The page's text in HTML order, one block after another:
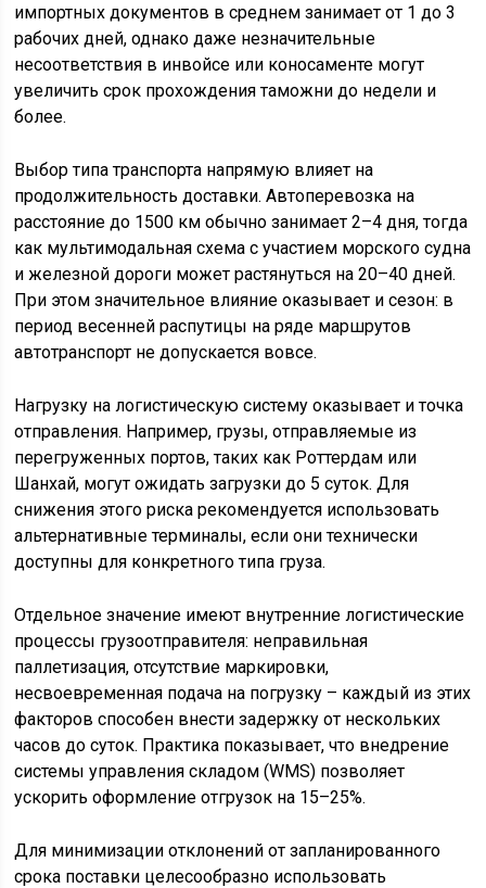
импортных документов в среднем занимает от 1 до 3
рабочих дней, однако даже незначительные
несоответствия в инвойсе или коносаменте могут
увеличить срок прохождения таможни до недели и
более.
Выбор типа транспорта напрямую влияет на
продолжительность доставки. Автоперевозка на
расстояние до 1500 км обычно занимает 2–4 дня, тогда
как мультимодальная схема с участием морского судна
и железной дороги может растянуться на 20–40 дней.
При этом значительное влияние оказывает и сезон: в
период весенней распутицы на ряде маршрутов
автотранспорт не допускается вовсе.
Нагрузку на логистическую систему оказывает и точка
отправления. Например, грузы, отправляемые из
перегруженных портов, таких как Роттердам или
Шанхай, могут ожидать загрузки до 5 суток. Для
снижения этого риска рекомендуется использовать
альтернативные терминалы, если они технически
доступны для конкретного типа груза.
Отдельное значение имеют внутренние логистические
процессы грузоотправителя: неправильная
паллетизация, отсутствие маркировки,
несвоевременная подача на погрузку – каждый из этих
факторов способен внести задержку от нескольких
часов до суток. Практика показывает, что внедрение
системы управления складом (WMS) позволяет
ускорить оформление отгрузок на 15–25%.
Для минимизации отклонений от запланированного
срока поставки целесообразно использовать